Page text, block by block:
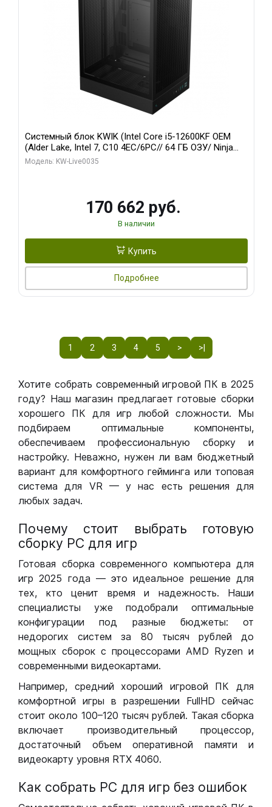
Системный блок KWIK (Intel Core i5-12600KF OEM
(Alder Lake, Intel 7, C10 4EC/6PC// 64 ГБ ОЗУ/ Ninja
Sinotex GTX1650 4GB 128bit GDDR6 DVI DP HDMI 2/
Модель: KW-Live0035
170 662 руб.
В наличии
Купить
Подробнее
1 2 3 4 5 > >|
Хотите собрать современный игровой ПК в 2025
году? Наш магазин предлагает готовые сборки
хорошего ПК для игр любой сложности. Мы
подбираем оптимальные компоненты,
обеспечиваем профессиональную сборку и
настройку. Неважно, нужен ли вам бюджетный
вариант для комфортного гейминга или топовая
система для VR — у нас есть решения для
любых задач.
Почему стоит выбрать готовую
сборку РС для игр
Готовая сборка современного компьютера для
игр 2025 года — это идеальное решение для
тех, кто ценит время и надежность. Наши
специалисты уже подобрали оптимальные
конфигурации под разные бюджеты: от
недорогих систем за 80 тысяч рублей до
мощных сборок с процессорами AMD Ryzen и
современными видеокартами.
Например, средний хороший игровой ПК для
комфортной игры в разрешении FullHD сейчас
стоит около 100–120 тысяч рублей. Такая сборка
включает производительный процессор,
достаточный объем оперативной памяти и
видеокарту уровня RTX 4060.
Как собрать РС для игр без ошибок